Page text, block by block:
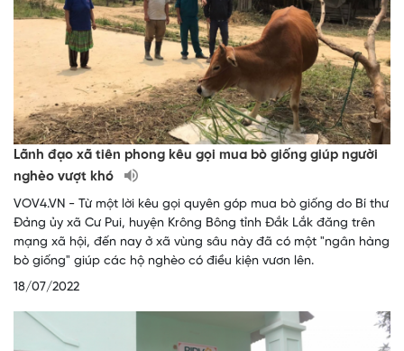
Lãnh đạo xã tiên phong kêu gọi mua bò giống giúp người
nghèo vượt khó
VOV4.VN - Từ một lời kêu gọi quyên góp mua bò giống do Bí thư
Đảng ủy xã Cư Pui, huyện Krông Bông tỉnh Đắk Lắk đăng trên
mạng xã hội, đến nay ở xã vùng sâu này đã có một "ngân hàng
bò giống" giúp các hộ nghèo có điều kiện vươn lên.
18/07/2022